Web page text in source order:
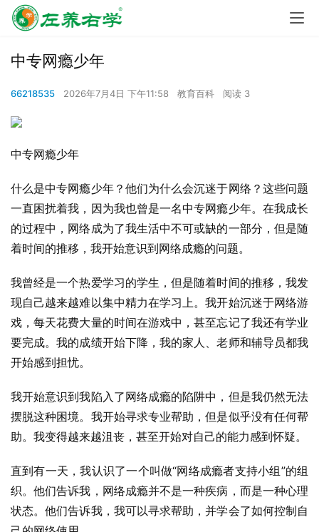
中专网瘾少年
66218535 2026年7月4日 下午11:58 教育百科 阅读 3
中专网瘾少年
什么是中专网瘾少年？他们为什么会沉迷于网络？这些问题
一直困扰着我，因为我也曾是一名中专网瘾少年。在我成长
的过程中，网络成为了我生活中不可或缺的一部分，但是随
着时间的推移，我开始意识到网络成瘾的问题。
我曾经是一个热爱学习的学生，但是随着时间的推移，我发
现自己越来越难以集中精力在学习上。我开始沉迷于网络游
戏，每天花费大量的时间在游戏中，甚至忘记了我还有学业
要完成。我的成绩开始下降，我的家人、老师和辅导员都我
开始感到担忧。
我开始意识到我陷入了网络成瘾的陷阱中，但是我仍然无法
摆脱这种困境。我开始寻求专业帮助，但是似乎没有任何帮
助。我变得越来越沮丧，甚至开始对自己的能力感到怀疑。
直到有一天，我认识了一个叫做“网络成瘾者支持小组”的组
织。他们告诉我，网络成瘾并不是一种疾病，而是一种心理
状态。他们告诉我，我可以寻求帮助，并学会了如何控制自